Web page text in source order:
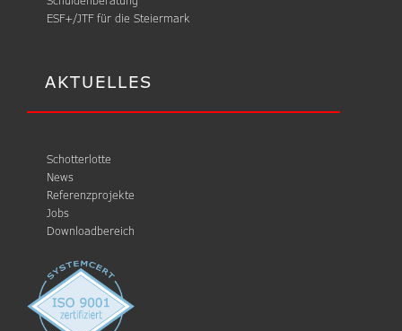
ESF+/JTF für die Steiermark
AKTUELLES
Schotterlotte
News
Referenzprojekte
Jobs
Downloadbereich